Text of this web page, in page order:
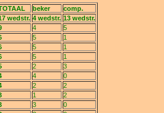
beker
comp.
wedstr. 4 wedstr. 13 wedstr.
4
5
5
1
5
1
5
1
2
3
4
0
2
2
1
2
3
0